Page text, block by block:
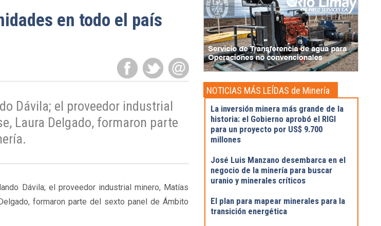
en todo el país
Dávila; el proveedor industrial
Laura Delgado, formaron parte
Dávila; el proveedor industrial minero, Matías
formaron parte del sexto panel de Ámbito
NOTICIAS MÁS LEÍDAS de Minería
La inversión minera más grande de la
historia: el Gobierno aprobó el RIGI
para un proyecto por US$ 9.700
millones
José Luis Manzano desembarca en el
negocio de la minería para buscar
uranio y minerales críticos
El plan para mapear minerales para la
transición energética